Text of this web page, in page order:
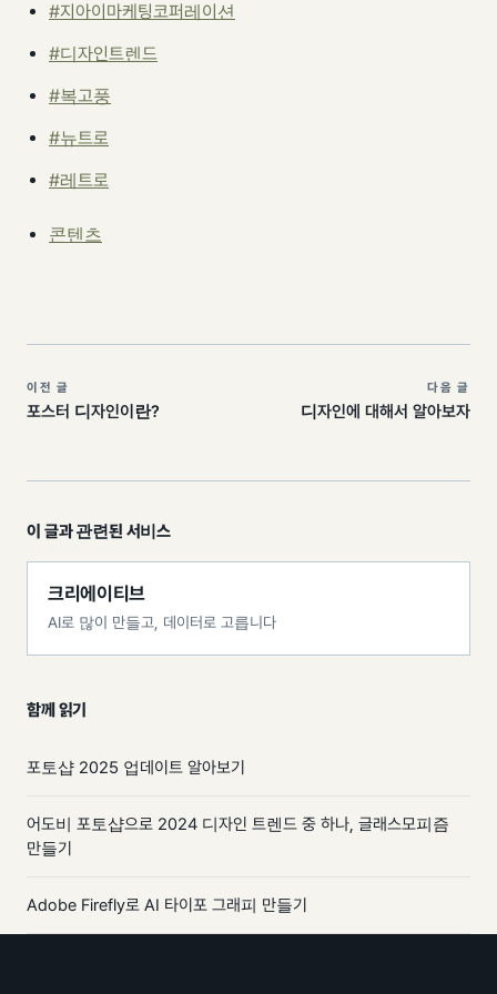
#지아이마케팅코퍼레이션
#디자인트렌드
#복고풍
#뉴트로
#레트로
콘텐츠
이전 글
포스터 디자인이란?
다음 글
디자인에 대해서 알아보자
이 글과 관련된 서비스
크리에이티브
AI로 많이 만들고, 데이터로 고릅니다
함께 읽기
포토샵 2025 업데이트 알아보기
어도비 포토샵으로 2024 디자인 트렌드 중 하나, 글래스모피즘
만들기
Adobe Firefly로 AI 타이포 그래피 만들기